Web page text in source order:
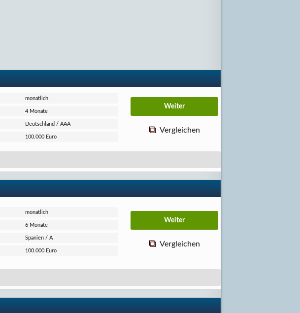
monatlich
4 Monate
Deutschland / AAA
100.000 Euro
Vergleichen
monatlich
6 Monate
Spanien / A
100.000 Euro
Vergleichen